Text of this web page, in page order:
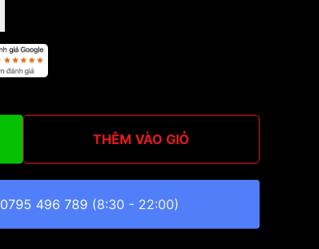
THÊM VÀO GIỎ
0795 496 789 (8:30 - 22:00)